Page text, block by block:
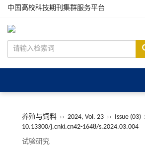
中国高校科技期刊集群服务平台
养殖与饲料 ›› 2024, Vol. 23 ›› Issue (03)
10.13300/j.cnki.cn42-1648/s.2024.03.004
试验研究